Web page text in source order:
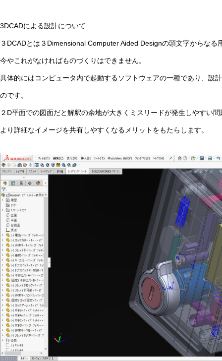
3DCADによる設計について
３DCADとは３Dimensional Computer Aided Designの頭文字からな
今やこれがなければものづくりはできません。
具体的にはコンピュータ内で起動するソフトウェアの一種であり、設
のです。
２D平面での図面だと解釈の余地が大きくミスリードが発生しやすい
より詳細なイメージを共有しやすくなるメリットをもたらします。